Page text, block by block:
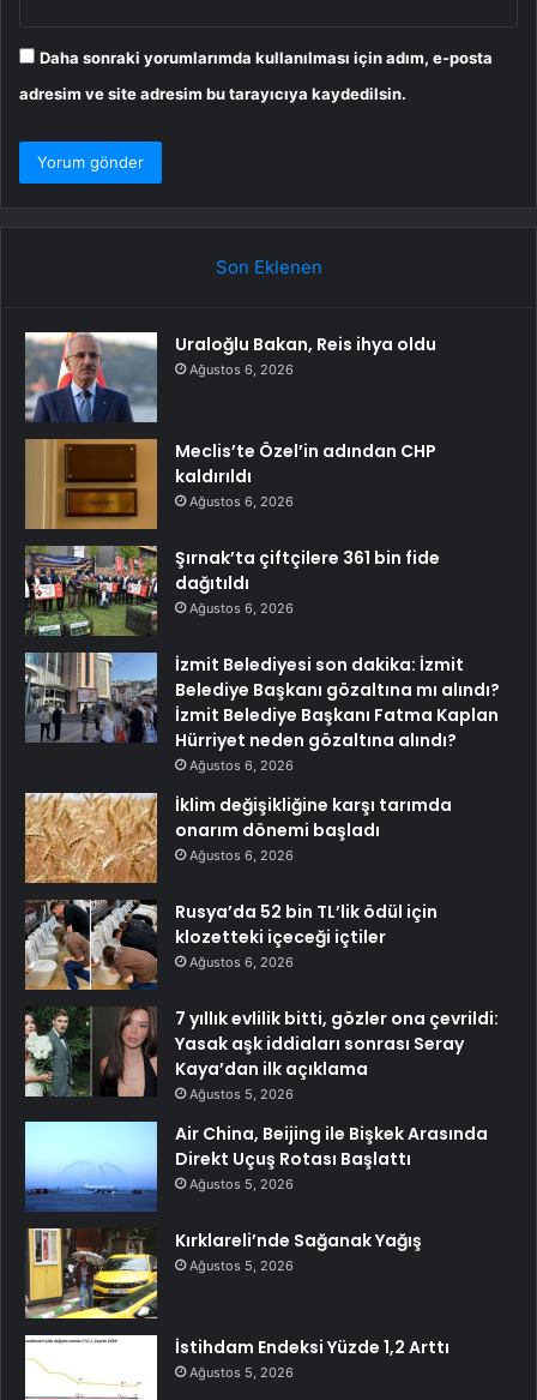
Daha sonraki yorumlarımda kullanılması için adım, e-posta
adresim ve site adresim bu tarayıcıya kaydedilsin.
Son Eklenen
Uraloğlu Bakan, Reis ihya oldu
Ağustos 6, 2026
Meclis’te Özel’in adından CHP
kaldırıldı
Ağustos 6, 2026
Şırnak’ta çiftçilere 361 bin fide
dağıtıldı
Ağustos 6, 2026
İzmit Belediyesi son dakika: İzmit
Belediye Başkanı gözaltına mı alındı?
İzmit Belediye Başkanı Fatma Kaplan
Hürriyet neden gözaltına alındı?
Ağustos 6, 2026
İklim değişikliğine karşı tarımda
onarım dönemi başladı
Ağustos 6, 2026
Rusya’da 52 bin TL’lik ödül için
klozetteki içeceği içtiler
Ağustos 6, 2026
7 yıllık evlilik bitti, gözler ona çevrildi:
Yasak aşk iddiaları sonrası Seray
Kaya’dan ilk açıklama
Ağustos 5, 2026
Air China, Beijing ile Bişkek Arasında
Direkt Uçuş Rotası Başlattı
Ağustos 5, 2026
Kırklareli’nde Sağanak Yağış
Ağustos 5, 2026
İstihdam Endeksi Yüzde 1,2 Arttı
Ağustos 5, 2026